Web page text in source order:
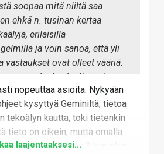
soopaa mitä niiltä saa
ehkä n. tusinan kertaa
erilaisilla
ja voin sanoa, että yli
vastaukset ovat olleet vääriä.
vastaukset jatkuivat
opastikin niiden
tapauksessa ohjaamisesta
eivät päässeet oikeaan
en aio käyttää näitä yhtään
että niitä paskeita
nopeuttaa asioita. Nykyään
kysyttyä Geminiltä, tietoa
tekoälyn kautta, toki tietenkin
tieto on oikein, mutta omalla
ollutkin. Witcher 3 kun olen
laajentaaksesi...